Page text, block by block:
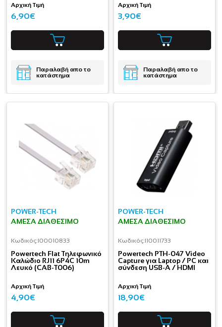
Αρχική Τιμή
6,90€
Παραλαβή απο το
κατάστημα
Αρχική Τιμή
3,90€
Παραλαβή απο το
κατάστημα
POWER-TECH
ΆΜΕΣΑ ΔΙΑΘΈΣΙΜΟ
Κωδικός:I00010833
Powertech Flat Τηλεφωνικό
Καλώδιο RJ11 6P4C 10m
Λευκό (CAB-T006)
Αρχική Τιμή
4,90€
POWER-TECH
ΆΜΕΣΑ ΔΙΑΘΈΣΙΜΟ
Κωδικός:I10011733
Powertech PTH-047 Video
Capture για Laptop / PC και
σύνδεση USB-A / HDMI
Αρχική Τιμή
18,90€